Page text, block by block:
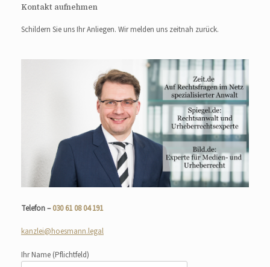
Kontakt aufnehmen
Schildern Sie uns Ihr Anliegen. Wir melden uns zeitnah zurück.
Telefon –030 61 08 04 191
kanzlei@hoesmann.legal
Ihr Name (Pflichtfeld)